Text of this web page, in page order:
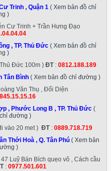
Trinh , Quận 1 ( Xem bản đồ chỉ
)
Cư Trinh + Trần Hưng Đạo
, TP. Thủ Đức( Xem bản đồ chỉ
)
Đức 100m ) ĐT: 0812.188.189
Tân Bình ( Xem bản đồ chỉ đường )
Văn Thụ , Đối Diện
, Phước Long B , TP. Thủ Đức (
đường )
vào 20 met ) ĐT: 0889.718.719
Thới Hoà , Q. Tân Phú ( Xem bản
)
Luỹ Bán Bích quẹo vô , Cách cầu
: 0977.501.601